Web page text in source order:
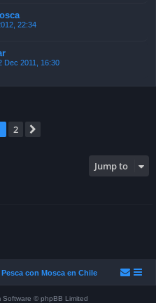
22:34
Dec 2011, 16:30
2
Jump to
Pesca con Mosca en Chile
Software © phpBB Limited